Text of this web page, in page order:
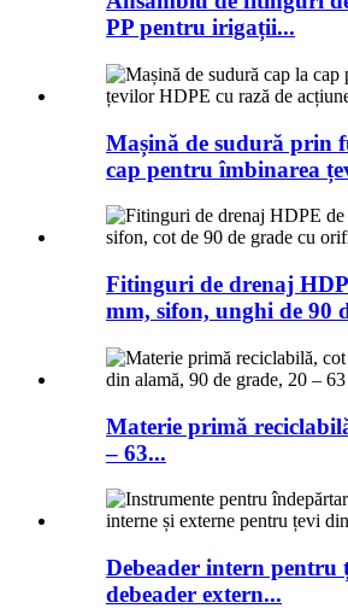
PP pentru irigații...
Mașină de sudură prin
cap pentru îmbinarea
Fitinguri de drenaj
mm, sifon, unghi de 90
Materie primă
– 63...
Debeader intern pentru
debeader extern...